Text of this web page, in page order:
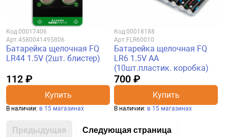
Код00017406
Арт.4580041495806
Батарейка щелочная FQ
LR44 1.5V (2шт. блистер)
112 ₽
Купить
В наличии: в 15 магазинах
Код00018188
Арт. FLR60010
Батарейка щелочная FQ
LR6 1.5V AA
(10шт.пластик. коробка)
700 ₽
Купить
В наличии: в 15 магазинах
Предыдущая Следующая страница